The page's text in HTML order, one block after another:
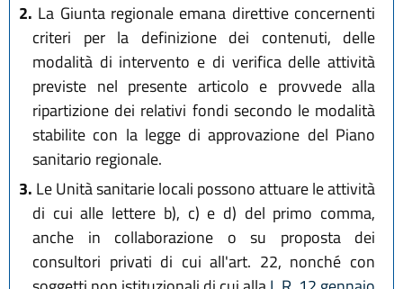
2. La Giunta regionale emana direttive concernenti
criteri per la definizione dei contenuti, delle
modalità di intervento e di verifica delle attività
previste nel presente articolo e provvede alla
ripartizione dei relativi fondi secondo le modalità
stabilite con la legge di approvazione del Piano
sanitario regionale.
3. Le Unità sanitarie locali possono attuare le attività
di cui alle lettere b), c) e d) del primo comma,
anche in collaborazione o su proposta dei
consultori privati di cui all'art. 22, nonché con